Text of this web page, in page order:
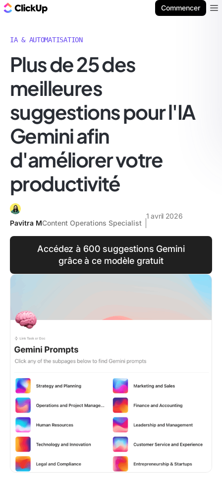
Commencer
IA & AUTOMATISATION
Plus de 25 des
meilleures
suggestions pour l'IA
Gemini afin
d'améliorer votre
productivité
Pavitra MContent Operations Specialist
1 avril 2026
Accédez à 600 suggestions Gemini
grâce à ce modèle gratuit